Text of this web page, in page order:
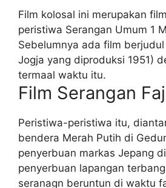
Film kolosal ini merupakan
peristiwa Serangan Umum 1
Sebelumnya ada film
Jogja yang diproduksi 1951)
termaal waktu itu.
Film Serangan
Peristiwa-peristiwa itu,
bendera Merah Putih di
penyerbuan markas Jepang
penyerbuan lapangan
seranagn beruntun di waktu